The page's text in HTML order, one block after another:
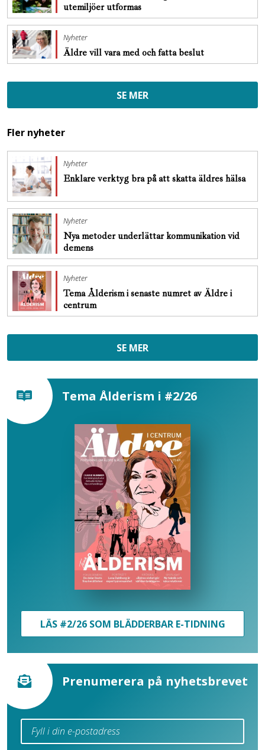
utemiljöer utformas
Nyheter
Äldre vill vara med och fatta beslut
SE MER
Fler nyheter
Nyheter
Enklare verktyg bra på att skatta äldres hälsa
Nyheter
Nya metoder underlättar kommunikation vid
demens
Nyheter
Tema Ålderism i senaste numret av Äldre i
centrum
SE MER
Tema Ålderism i #2/26
LÄS #2/26 SOM BLÄDDERBAR E-TIDNING
Prenumerera på nyhetsbrevet